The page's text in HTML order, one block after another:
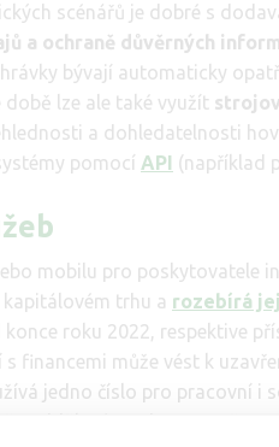
scénářů je dobré s
a ochraně důvěrných
bývají automaticky
lze ale také využít
a dohledatelnosti
pomocí API (například
mobilu pro poskytovatele
trhu a rozebírá
roku 2022, respektive
financemi může vést k
jedno číslo pro pracovní i
oddělené a odsunout vše